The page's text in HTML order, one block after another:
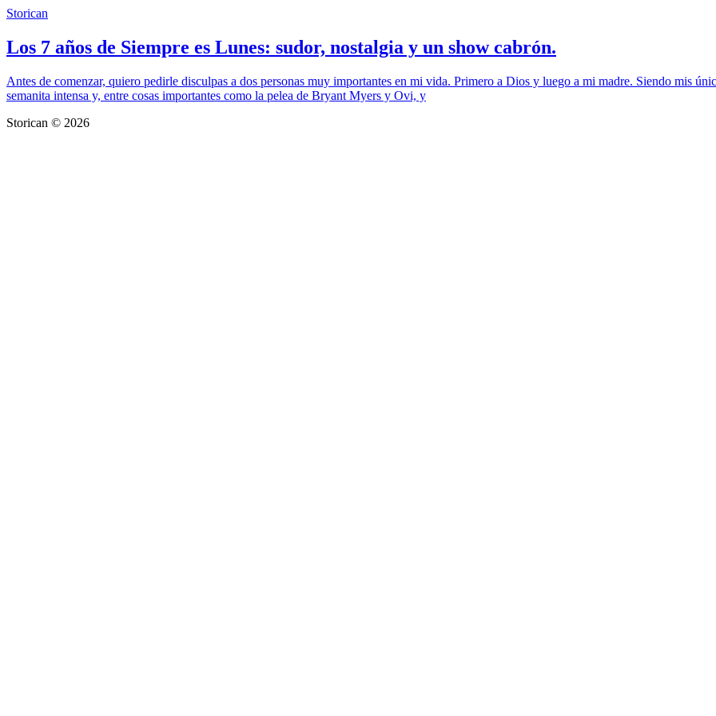
Storican
Los 7 años de Siempre es Lunes: sudor, nostalgia y un show cabrón.
Antes de comenzar, quiero pedirle disculpas a dos personas muy importantes en mi vida. Primero a Dios y luego a mi madre. Siendo mis
semanita intensa y, entre cosas importantes como la pelea de Bryant Myers y Ovi, y
Storican © 2026